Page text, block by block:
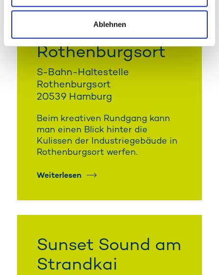
Ablehnen
Kreativer
Rundgang
Rothenburgsort
S-Bahn-Haltestelle
Rothenburgsort
20539 Hamburg
Beim kreativen Rundgang kann
man einen Blick hinter die
Kulissen der Industriegebäude in
Rothenburgsort werfen.
Weiterlesen
Sunset Sound am
Strandkai